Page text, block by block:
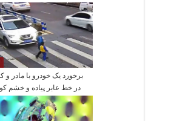
برخورد یک خودرو با مادر و
در خط عابر پیاده و خشم